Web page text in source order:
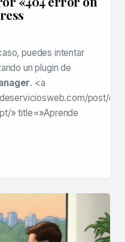
puedes intentar
un plugin de
. <a
post/
» title=»Aprende